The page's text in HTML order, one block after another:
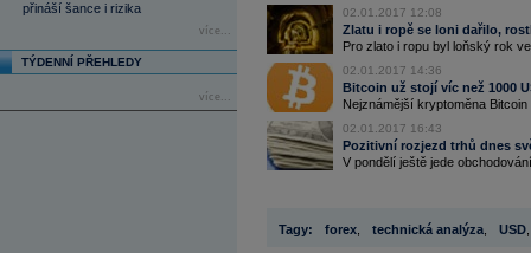
přináší šance i rizika
více...
TÝDENNÍ PŘEHLEDY
více...
02.01.2017 12:08
Zlatu i ropě se loni dařilo,
Pro zlato i ropu byl loňský rok
02.01.2017 14:36
Bitcoin už stojí víc než 1000
Nejznámější kryptoměna
02.01.2017 16:43
Pozitivní rozjezd trhů dnes
V pondělí ještě jede
Tagy: forex technická analýza USD